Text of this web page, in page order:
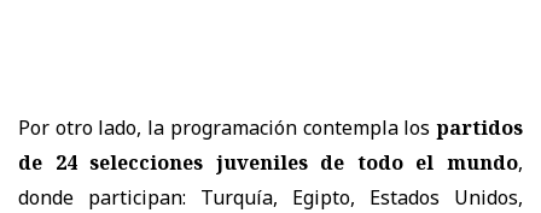
Por otro lado, la programación contempla los partidos
de 24 selecciones juveniles de todo el mundo,
donde participan: Turquía, Egipto, Estados Unidos,